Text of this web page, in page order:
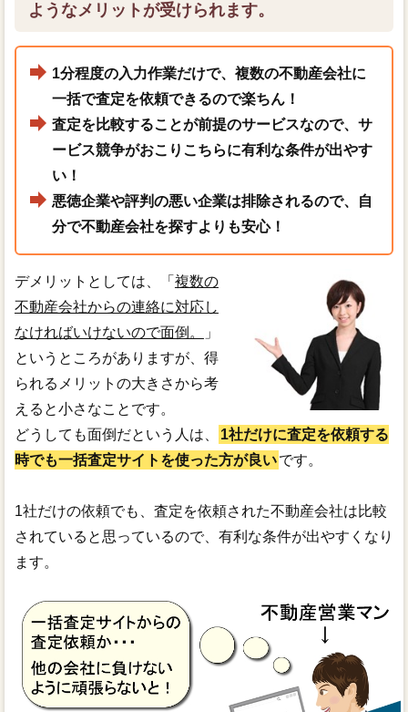
ようなメリットが受けられます。
1分程度の入力作業だけで、複数の不動産会社に
一括で査定を依頼できるので楽ちん！
査定を比較することが前提のサービスなので、サ
ービス競争がおこりこちらに有利な条件が出やす
い！
悪徳企業や評判の悪い企業は排除されるので、自
分で不動産会社を探すよりも安心！
デメリットとしては、「 複数の
不動産会社からの連絡に対応し
なければいけないので面倒。
」
というところがありますが、得
られるメリットの大きさから考
えると小さなことです。
どうしても面倒だという人は、
1社だけに査定を依頼する
時でも一括査定サイトを使った方が良いです。
1社だけの依頼でも、査定を依頼された不動産会社は比較
されていると思っているので、有利な条件が出やすくなり
ます。